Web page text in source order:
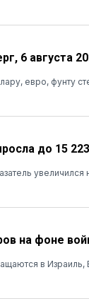
6 августа
евро, фунту
до 15
на фоне
в